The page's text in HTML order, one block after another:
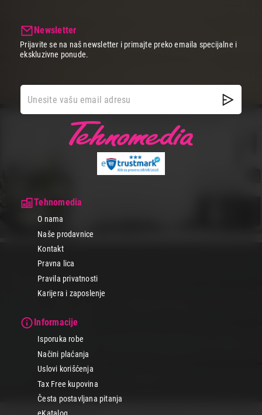
Tehnomedia
O nama
Naše prodavnice
Kontakt
Pravna lica
Pravila privatnosti
Karijera i zaposlenje
Informacije
Isporuka robe
Načini plaćanja
Uslovi korišćenja
Tax Free kupovina
Česta postavljana pitanja
Newsletter
Prijavite se na naš newsletter i primajte preko emaila specijalne i
ekskluzivne ponude.